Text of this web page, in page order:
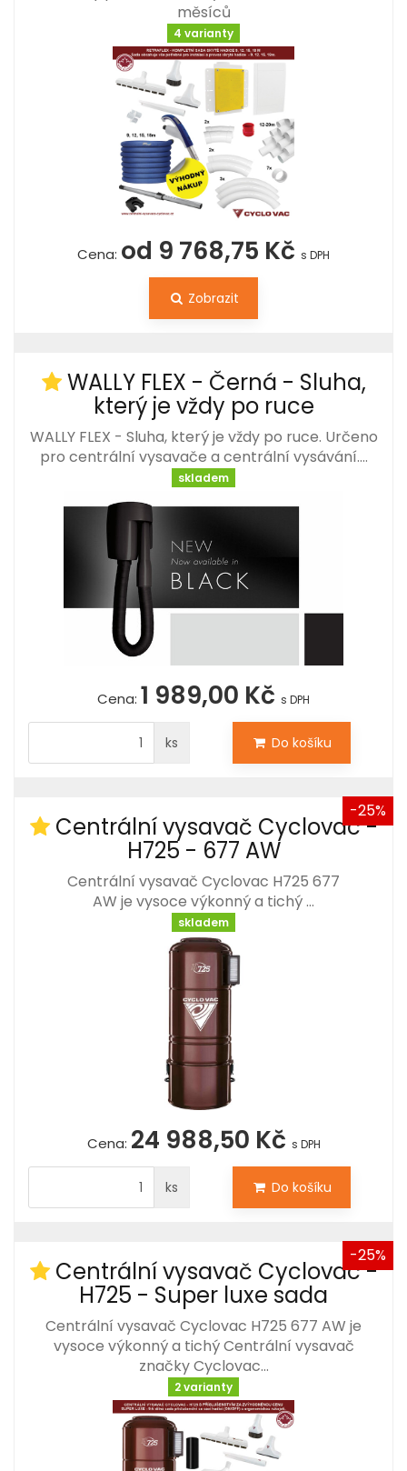
měsíců
4 varianty
Cena: od 9 768,75 Kč s DPH
Zobrazit
WALLY FLEX - Černá - Sluha,
který je vždy po ruce
WALLY FLEX - Sluha, který je vždy po ruce. Určeno
pro centrální vysavače a centrální vysávání.…
skladem
Cena: 1 989,00 Kč s DPH
ks Do košíku
-25%
Centrální vysavač Cyclovac -
H725 - 677 AW
Centrální vysavač Cyclovac H725 677
AW je vysoce výkonný a tichý …
skladem
Cena: 24 988,50 Kč s DPH
ks Do košíku
-25%
Centrální vysavač Cyclovac -
H725 - Super luxe sada
Centrální vysavač Cyclovac H725 677 AW je
vysoce výkonný a tichý Centrální vysavač
značky Cyclovac…
2 varianty